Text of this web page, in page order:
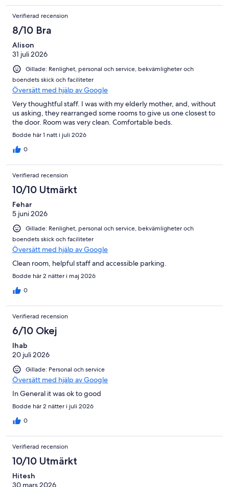
Verifierad recension
8/10 Bra
Alison
31 juli 2026
Gillade: Renlighet, personal och service, bekvämligheter och
boendets skick och faciliteter
Översätt med hjälp av Google
Very thoughtful staff. I was with my elderly mother, and, without
us asking, they rearranged some rooms to give us one closest to
the door. Room was very clean. Comfortable beds.
Bodde här 1 natt i juli 2026
0
Verifierad recension
10/10 Utmärkt
Fehar
5 juni 2026
Gillade: Renlighet, personal och service, bekvämligheter och
boendets skick och faciliteter
Översätt med hjälp av Google
Clean room, helpful staff and accessible parking.
Bodde här 2 nätter i maj 2026
0
Verifierad recension
6/10 Okej
Ihab
20 juli 2026
Gillade: Personal och service
Översätt med hjälp av Google
In General it was ok to good
Bodde här 2 nätter i juli 2026
0
Verifierad recension
10/10 Utmärkt
Hitesh